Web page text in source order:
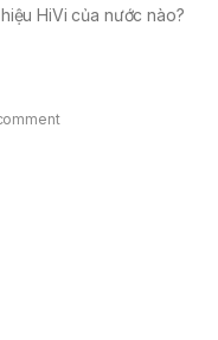
HiVi của nước nào?